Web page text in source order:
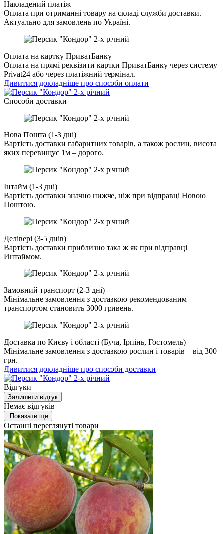
Накладений платіж
Оплата при отриманні товару на складі служби доставки.
Актуально для замовлень по Україні.
Оплата на картку ПриватБанку
Оплата на прямі реквізити картки ПриватБанку через систему
Privat24 або через платіжний термінал.
Дивитися докладніше про способи оплати
Cпособи доставки
Нова Пошта (1-3 дні)
Вартість доставки габаритних товарів, а також рослин, висота
яких перевищує 1м – дорого.
Інтайм (1-3 дні)
Вартість доставки значно нижче, ніж при відправці Новою
Поштою.
Делівері (3-5 днів)
Вартість доставки приблизно така ж як при відправці
Интаймом.
Замовний транспорт (2-3 дні)
Мінімальне замовлення з доставкою рекомендованим
транспортом становить 3000 гривень.
Доставка по Києву і області (Буча, Ірпінь, Гостомель)
Мінімальне замовлення з доставкою рослин і товарів – від 300
грн.
Дивитися докладніше про способи доставки
Відгуки
Залишити відгук
Немає відгуків
Показати ще
Останні переглянуті товари